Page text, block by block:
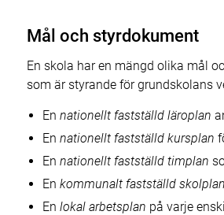
Mål och styrdokument
En skola har en mängd olika mål
som är styrande för grundskolans
En nationellt fastställd läroplan
En nationellt fastställd kursplan
En nationellt fastställd timplan
En kommunalt fastställd skolplan
En lokal arbetsplan på varje